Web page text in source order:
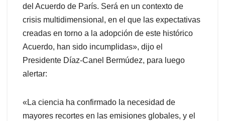
del Acuerdo de París. Será en un contexto de
crisis multidimensional, en el que las expectativas
creadas en torno a la adopción de este histórico
Acuerdo, han sido incumplidas», dijo el
Presidente Díaz-Canel Bermúdez, para luego
alertar:
«La ciencia ha confirmado la necesidad de
mayores recortes en las emisiones globales, y el